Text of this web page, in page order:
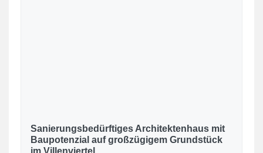
Sanierungsbedürftiges Architektenhaus mit
Baupotenzial auf großzügigem Grundstück
im Villenviertel